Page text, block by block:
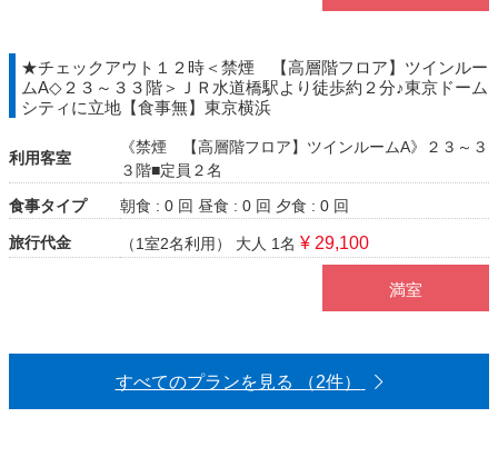
★チェックアウト１２時＜禁煙 【高層階フロア】ツインルー
ムA◇２３～３３階＞ＪＲ水道橋駅より徒歩約２分♪東京ドーム
シティに立地【食事無】東京横浜
利用客室
《禁煙 【高層階フロア】ツインルームA》２３～３
３階■定員２名
食事タイプ
朝食 : 0 回 昼食 : 0 回 夕食 : 0 回
旅行代金 （1室2名利用） 大人 1名 ¥ 29,100
満室
すべてのプランを見る （2件）